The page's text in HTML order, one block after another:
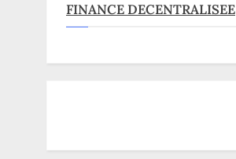
FINANCE DECENTRALISEE